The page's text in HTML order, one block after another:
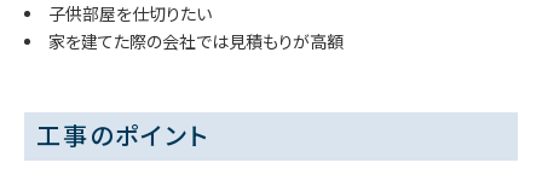
子供部屋を仕切りたい
家を建てた際の会社では見積もりが高額
工事のポイント